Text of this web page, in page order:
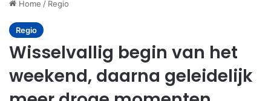
Home / Regio
Regio
Wisselvallig begin van het
weekend, daarna geleidelijk